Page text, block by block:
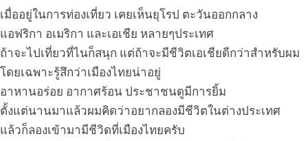
เมื่ออยู่ในการท่องเที่ยว เคยเห็นยุโรป ตะวันออกกลาง
แอฟริกา อเมริกา และเอเชีย หลายๆประเทศ
ถ้าจะไปเที่ยวที่ไนก็สนุก แต่ถ้าจะมีชีวิตเอเชียดีกว่าสำหรับผม
โดยเฉพาะรู้สึกว่าเมืองไทยน่าอยู่
อาหานอร่อย อากาศร้อน ประชาชนดูมีการยิ้ม
ตั้งแต่นานมาแล้วผมคิดว่าอยากลองมีชีวิตในต่างประเทศ
แล้วก็ลองเข้ามามีชีวิดที่เมืองไทยครับ